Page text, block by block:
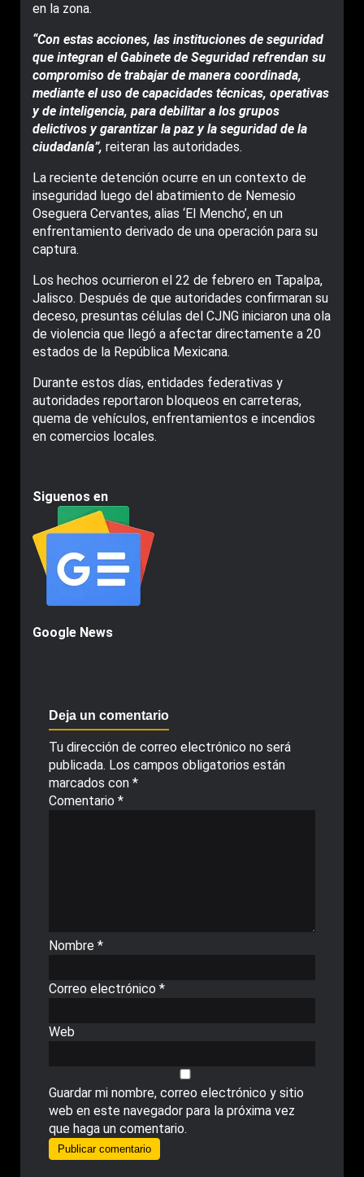
en la zona.
“Con estas acciones, las instituciones de seguridad
que integran el Gabinete de Seguridad refrendan su
compromiso de trabajar de manera coordinada,
mediante el uso de capacidades técnicas, operativas
y de inteligencia, para debilitar a los grupos
delictivos y garantizar la paz y la seguridad de la
ciudadanía”, reiteran las autoridades.
La reciente detención ocurre en un contexto de
inseguridad luego del abatimiento de Nemesio
Oseguera Cervantes, alias ‘El Mencho’, en un
enfrentamiento derivado de una operación para su
captura.
Los hechos ocurrieron el 22 de febrero en Tapalpa,
Jalisco. Después de que autoridades confirmaran su
deceso, presuntas células del CJNG iniciaron una ola
de violencia que llegó a afectar directamente a 20
estados de la República Mexicana.
Durante estos días, entidades federativas y
autoridades reportaron bloqueos en carreteras,
quema de vehículos, enfrentamientos e incendios
en comercios locales.
Siguenos en
Google News
Deja un comentario
Tu dirección de correo electrónico no será
publicada. Los campos obligatorios están
marcados con *
Comentario *
Nombre *
Correo electrónico *
Web
Guardar mi nombre, correo electrónico y sitio
web en este navegador para la próxima vez
que haga un comentario.